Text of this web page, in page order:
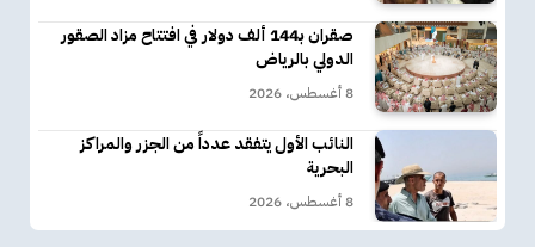
صقران بـ144 ألف دولار في افتتاح مزاد الصقور
الدولي بالرياض
8 أغسطس، 2026
النائب الأول يتفقد عدداً من الجزر والمراكز
البحرية
8 أغسطس، 2026